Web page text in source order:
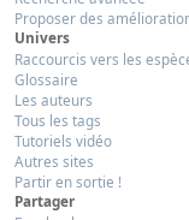
Proposer des
Univers
Raccourcis vers les
Glossaire
Les auteurs
Tous les tags
Tutoriels vidéo
Autres sites
Partir en sortie !
Partager